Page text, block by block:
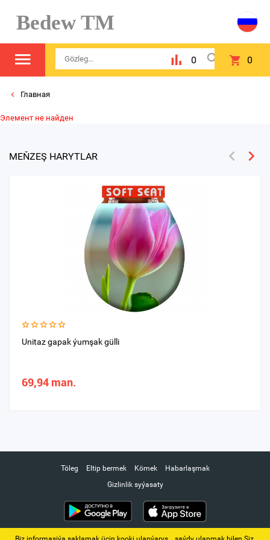
Bedew TM
0 0
Главная
Элемент не найден
MEŇZEŞ HARYTLAR
Unitaz gapak ýumşak gülli
69,94 man.
Töleg Eltip bermek Kömek
Habarlaşmak
Gizlinlik syýasaty